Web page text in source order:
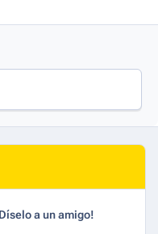
a un amigo!